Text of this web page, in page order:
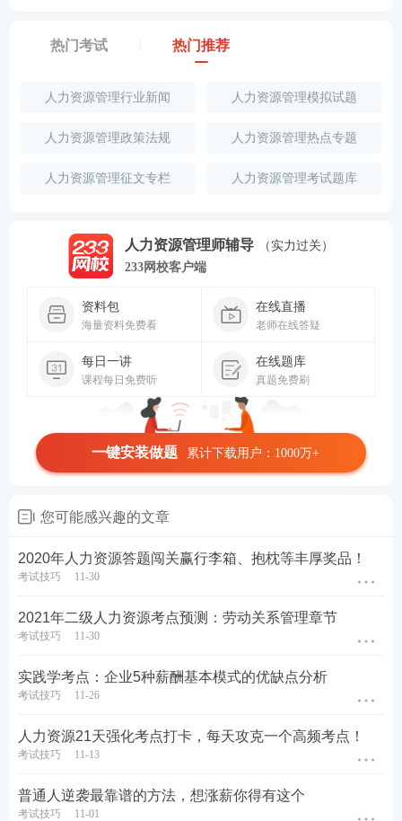
热门考试 热门推荐
人力资源管理行业新闻 人力资源管理模拟试题
人力资源管理政策法规 人力资源管理热点专题
人力资源管理征文专栏 人力资源管理考试题库
人力资源管理师辅导
（实力过关）
233网校客户端
资料包
海量资料免费看
在线直播
老师在线答疑
每日一讲
课程每日免费听
在线题库
真题免费刷
一键安装做题 累计下载用户：1000万+
您可能感兴趣的文章
2020年人力资源答题闯关赢行李箱、抱枕等丰厚奖品！
考试技巧 11-30
2021年二级人力资源考点预测：劳动关系管理章节
考试技巧 11-30
实践学考点：企业5种薪酬基本模式的优缺点分析
考试技巧 11-26
人力资源21天强化考点打卡，每天攻克一个高频考点！
考试技巧 11-13
普通人逆袭最靠谱的方法，想涨薪你得有这个
考试技巧 11-01